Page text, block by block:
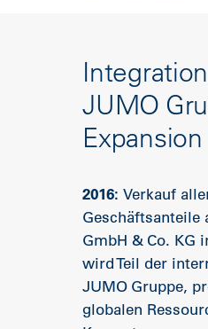
JUMO
Expansion
2016: Verkauf
Geschäftsanteile
GmbH & Co. KG
wird Teil der
JUMO Gruppe,
globalen